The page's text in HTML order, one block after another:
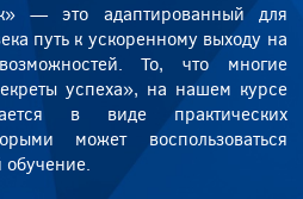
— это адаптированный для
путь к ускоренному выходу на
То, что многие
успеха», на нашем курсе
в виде практических
может воспользоваться